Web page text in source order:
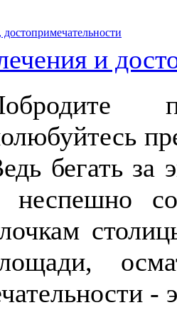
и
бегать за
неспешно
-